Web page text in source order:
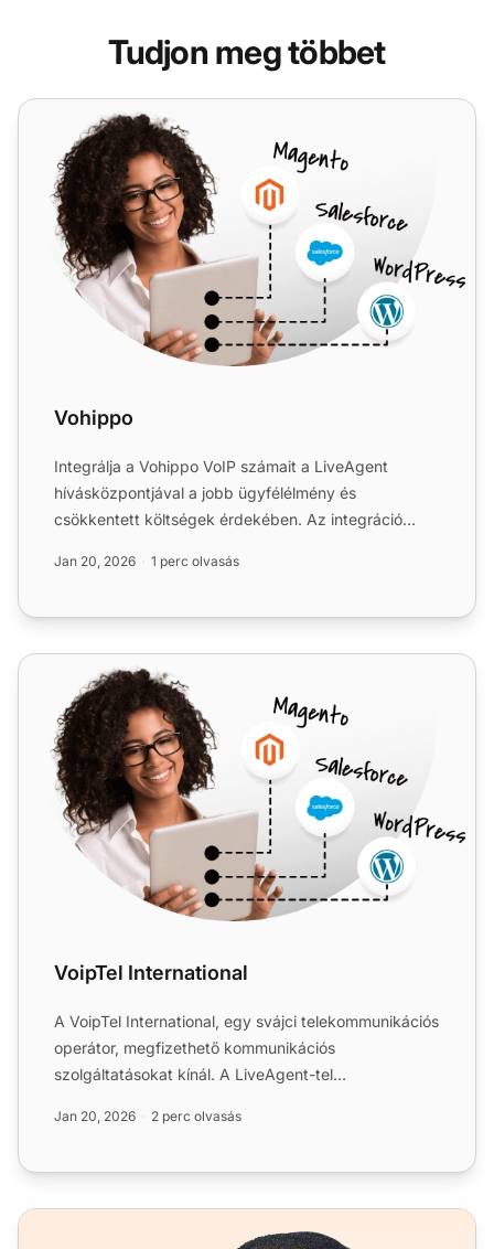
Tudjon meg többet
Vohippo
Vohippo
Integrálja a Vohippo VoIP számait a LiveAgent
hívásközpontjával a jobb ügyfélélmény és
csökkentett költségek érdekében. Az integráció
Jan 20, 2026 1 perc olvasás
VoipTel International
VoipTel International
A VoipTel International, egy svájci telekommunikációs
operátor, megfizethető kommunikációs
szolgáltatásokat kínál. A LiveAgent-tel
Jan 20, 2026 2 perc olvasás
Funkciókban gazdag telefonszoftver